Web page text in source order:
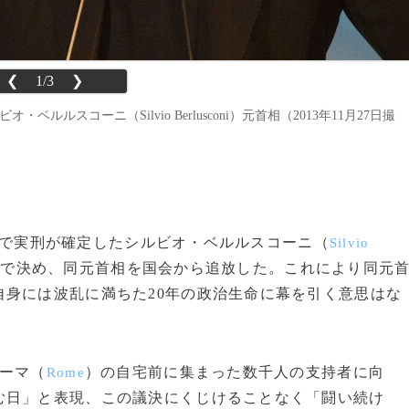
❮ 1/3 ❯
・ベルルスコーニ（Silvio Berlusconi）元首相（2013年11月27日撮
実刑が確定したシルビオ・ベルルスコーニ（ Silvio
決め、同元首相を国会から追放した。これにより同元
には波乱に満ちた20年の政治生命に幕を引く意思はな
マ（ Rome ）の自宅前に集まった数千人の支持者に向
」と表現、この議決にくじけることなく「闘い続け